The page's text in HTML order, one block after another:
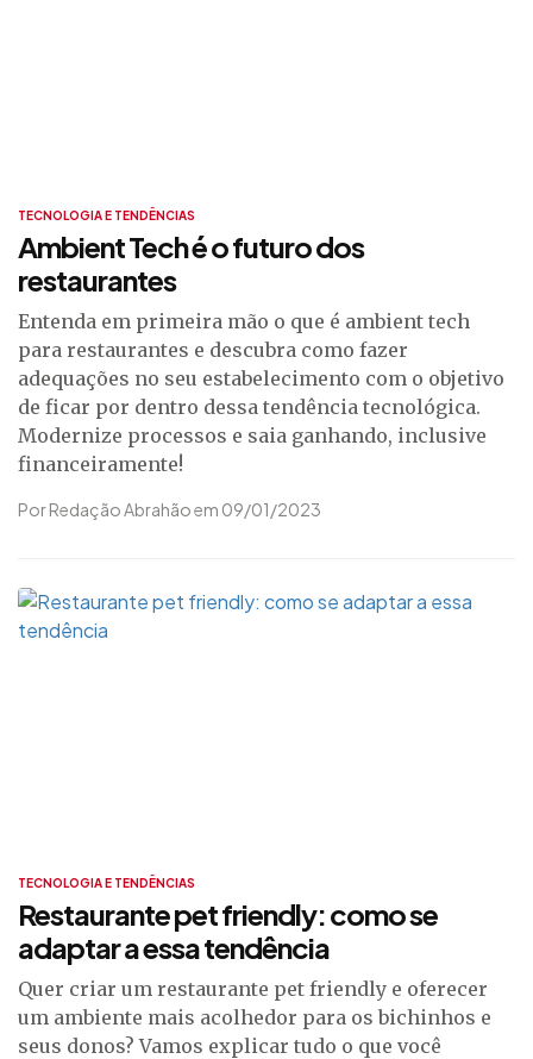
TECNOLOGIA E TENDÊNCIAS
Ambient Tech é o futuro dos
restaurantes
Entenda em primeira mão o que é ambient tech
para restaurantes e descubra como fazer
adequações no seu estabelecimento com o objetivo
de ficar por dentro dessa tendência tecnológica.
Modernize processos e saia ganhando, inclusive
financeiramente!
Por Redação Abrahão em 09/01/2023
TECNOLOGIA E TENDÊNCIAS
Restaurante pet friendly: como se
adaptar a essa tendência
Quer criar um restaurante pet friendly e oferecer
um ambiente mais acolhedor para os bichinhos e
seus donos? Vamos explicar tudo o que você